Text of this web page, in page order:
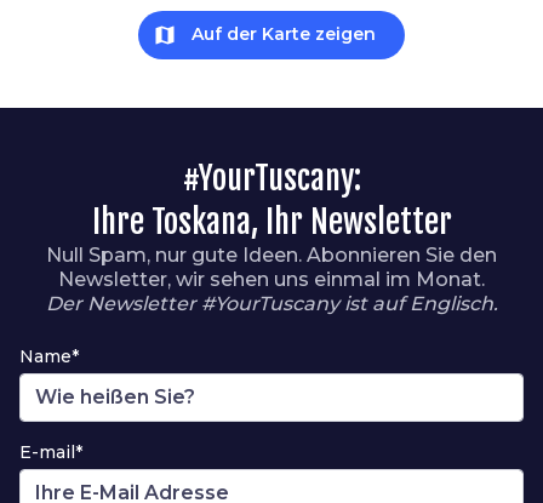
map Auf der Karte zeigen
#YourTuscany:
Ihre Toskana, Ihr Newsletter
Null Spam, nur gute Ideen. Abonnieren Sie den
Newsletter, wir sehen uns einmal im Monat.
Der Newsletter #YourTuscany ist auf Englisch.
Name*
E-mail*